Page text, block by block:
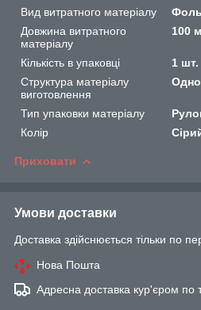
Вид витратного матеріалу
Довжина витратного
матеріалу
100 м
Кількість в упаковці
1 шт.
Структура матеріалу
виготовлення
Тип упаковки матеріалу
Колір
Приховати
Умови доставки
Доставка здійснюється тільки по
Нова Пошта
Адресна доставка кур'єром по